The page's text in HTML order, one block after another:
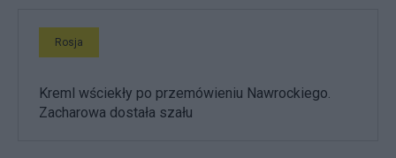
Rosja
Kreml wściekły po przemówieniu Nawrockiego.
Zacharowa dostała szału